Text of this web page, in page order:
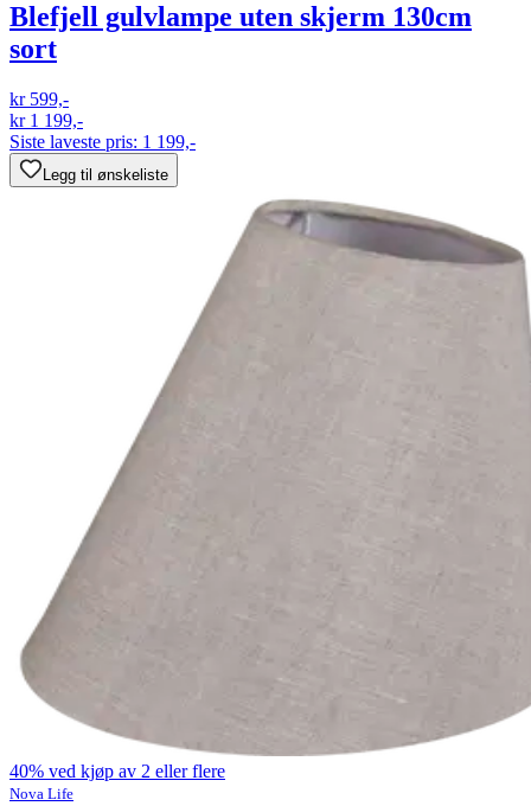
Blefjell gulvlampe uten skjerm 130cm
sort
kr 599,-
kr 1 199,-
Siste laveste pris: 1 199,-
Legg til ønskeliste
40% ved kjøp av 2 eller flere
Nova Life